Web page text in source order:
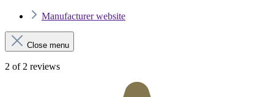
Manufacturer website
Close menu
2 of 2 reviews